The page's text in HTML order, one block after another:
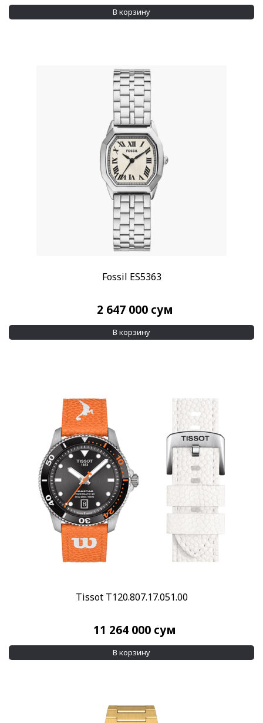
В корзину
Fossil ES5363
2 647 000 сум
В корзину
Tissot T120.807.17.051.00
11 264 000 сум
В корзину